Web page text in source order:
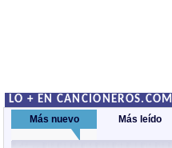
LO + EN CANCIONEROS.COM
Más nuevo Más leído